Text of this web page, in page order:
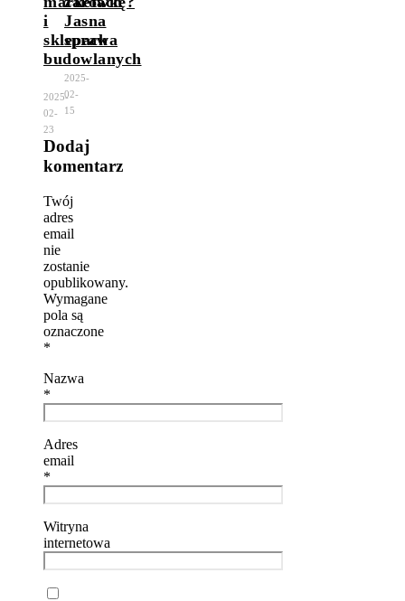
i
sklepach
budowlanych
2025-
02-
23
Jasna
sprawa
2025-
02-
15
Dodaj
komentarz
Twój
adres
email
nie
zostanie
opublikowany.
Wymagane
pola są
oznaczone
*
Nazwa
*
Adres
email
*
Witryna
internetowa